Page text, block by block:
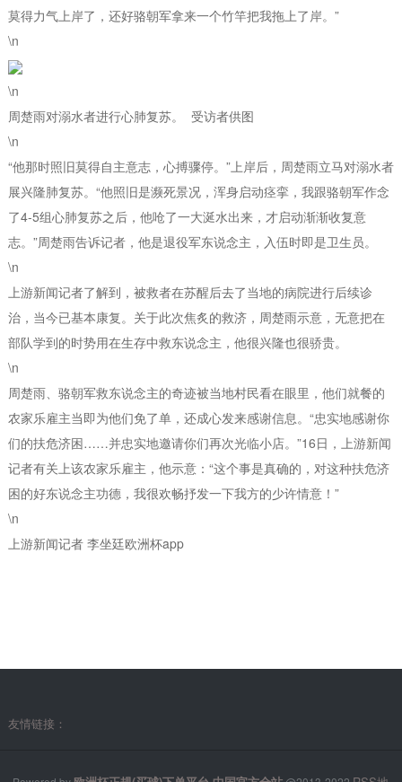
莫得力气上岸了，还好骆朝军拿来一个竹竿把我拖上了岸。”
\n
\n
周楚雨对溺水者进行心肺复苏。 受访者供图
\n
“他那时照旧莫得自主意志，心搏骤停。”上岸后，周楚雨立马对溺水者
展兴隆肺复苏。“他照旧是濒死景况，浑身启动痉挛，我跟骆朝军作念
了4-5组心肺复苏之后，他呛了一大涎水出来，才启动渐渐收复意
志。”周楚雨告诉记者，他是退役军东说念主，入伍时即是卫生员。
\n
上游新闻记者了解到，被救者在苏醒后去了当地的病院进行后续诊
治，当今已基本康复。关于此次焦炙的救济，周楚雨示意，无意把在
部队学到的时势用在生存中救东说念主，他很兴隆也很骄贵。
\n
周楚雨、骆朝军救东说念主的奇迹被当地村民看在眼里，他们就餐的
农家乐雇主当即为他们免了单，还成心发来感谢信息。“忠实地感谢你
们的扶危济困……并忠实地邀请你们再次光临小店。”16日，上游新闻
记者有关上该农家乐雇主，他示意：“这个事是真确的，对这种扶危济
困的好东说念主功德，我很欢畅抒发一下我方的少许情意！”
\n
上游新闻记者 李坐廷欧洲杯app
友情链接：